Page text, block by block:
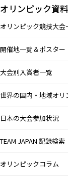
オリンピック資
オリンピック競技大会
開催地一覧＆ポスター
大会別入賞者一覧
世界の国内・地域オ
日本の大会参加状況
TEAM JAPAN 記録検索
オリンピックコラム